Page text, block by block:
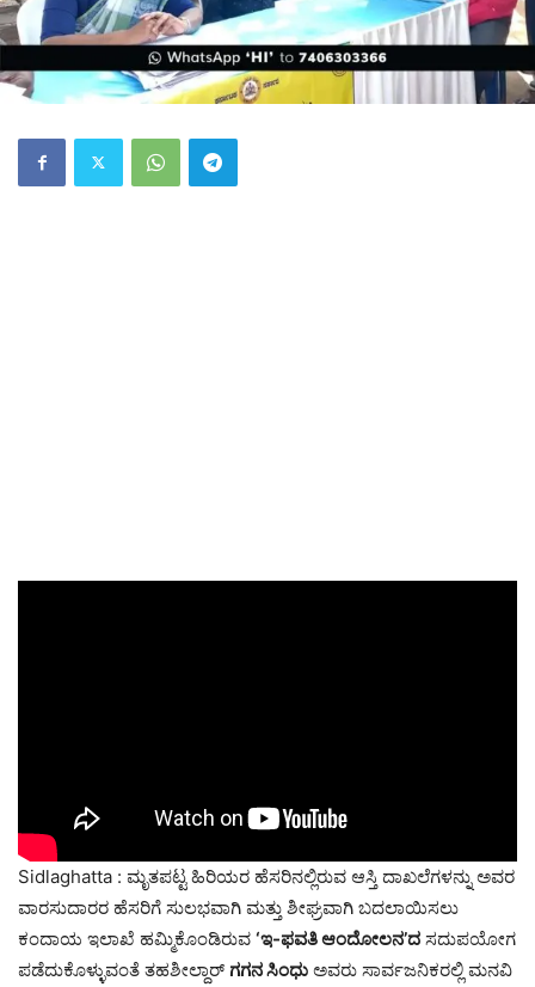
Sidlaghatta : ಮೃತಪಟ್ಟ ಹಿರಿಯರ ಹೆಸರಿನಲ್ಲಿರುವ ಆಸ್ತಿ ದಾಖಲೆಗಳನ್ನು ಅವರ
ವಾರಸುದಾರರ ಹೆಸರಿಗೆ ಸುಲಭವಾಗಿ ಮತ್ತು ಶೀಘ್ರವಾಗಿ ಬದಲಾಯಿಸಲು
ಕಂದಾಯ ಇಲಾಖೆ ಹಮ್ಮಿಕೊಂಡಿರುವ ‘ಇ-ಫವತಿ ಆಂದೋಲನ’ದ ಸದುಪಯೋಗ
ಪಡೆದುಕೊಳ್ಳುವಂತೆ ತಹಶೀಲ್ದಾರ್ ಗಗನ ಸಿಂಧು ಅವರು ಸಾರ್ವಜನಿಕರಲ್ಲಿ ಮನವಿ